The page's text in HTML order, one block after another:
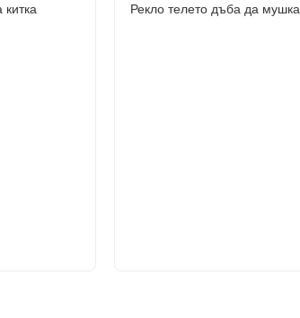
китка Рекло телето дъба да мушка